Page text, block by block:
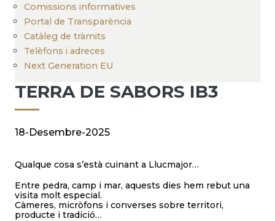
Comissions informatives
Portal de Transparència
Catàleg de tràmits
Telèfons i adreces
Next Generation EU
TERRA DE SABORS IB3
18-Desembre-2025
Qualque cosa s’està cuinant a Llucmajor…
Entre pedra, camp i mar, aquests dies hem rebut una
visita molt especial.
Càmeres, micròfons i converses sobre territori,
producte i tradició…